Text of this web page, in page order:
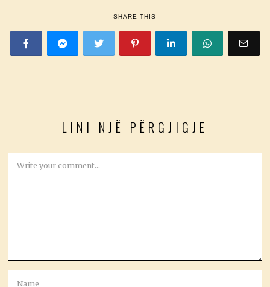
SHARE THIS
LINI NJË PËRGJIGJE